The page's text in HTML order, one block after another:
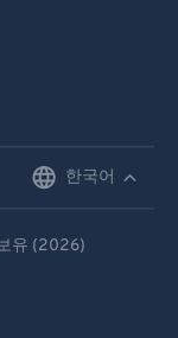
한국어
유 (2026)